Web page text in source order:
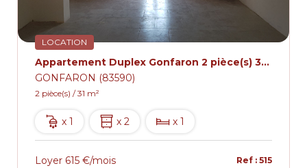
LOCATION
Appartement Duplex Gonfaron 2 pièce(s) 31 m2
GONFARON (83590)
2 pièce(s) / 31 m²
x 1 x 2 x 1
Loyer 615 €/mois Ref : 515